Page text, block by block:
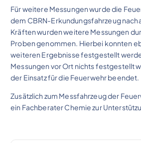
Für weitere Messungen wurde die
dem CBRN-Erkundungsfahrzeug
Kräften wurden weitere Messungen
Proben genommen. Hierbei konnten
weiteren Ergebnisse festgestellt
Messungen vor Ort nichts festgestellt
der Einsatz für die Feuerwehr beendet.
Zusätzlich zum Messfahrzeug der
ein Fachberater Chemie zur